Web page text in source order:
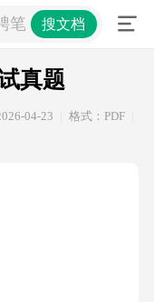
笔试真题
搜文档
真题
04-23
格式：PDF